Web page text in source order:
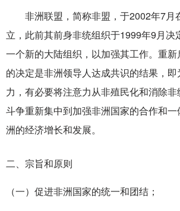
非洲联盟，简称非盟，于2002年7月
立，此前其前身非统组织于1999年9月决
一个新的大陆组织，以加强其工作。重
的决定是非洲领导人达成共识的结果，
力，有必要将注意力从非殖民化和消除
斗争重新集中到加强非洲国家的合作和
洲的经济增长和发展。
二、宗旨和原则
（一）促进非洲国家的统一和团结；